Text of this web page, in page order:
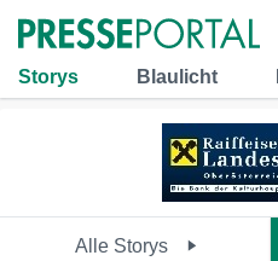
Storys Blaulicht
Alle Storys